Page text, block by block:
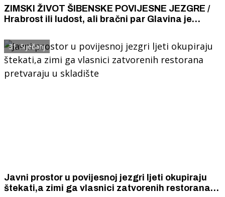
ZIMSKI ŽIVOT ŠIBENSKE POVIJESNE JEZGRE /
Hrabrost ili ludost, ali bračni par Glavina je
31. Siječanj
Javni prostor u povijesnoj jezgri ljeti okupiraju
štekati,a zimi ga vlasnici zatvorenih restorana